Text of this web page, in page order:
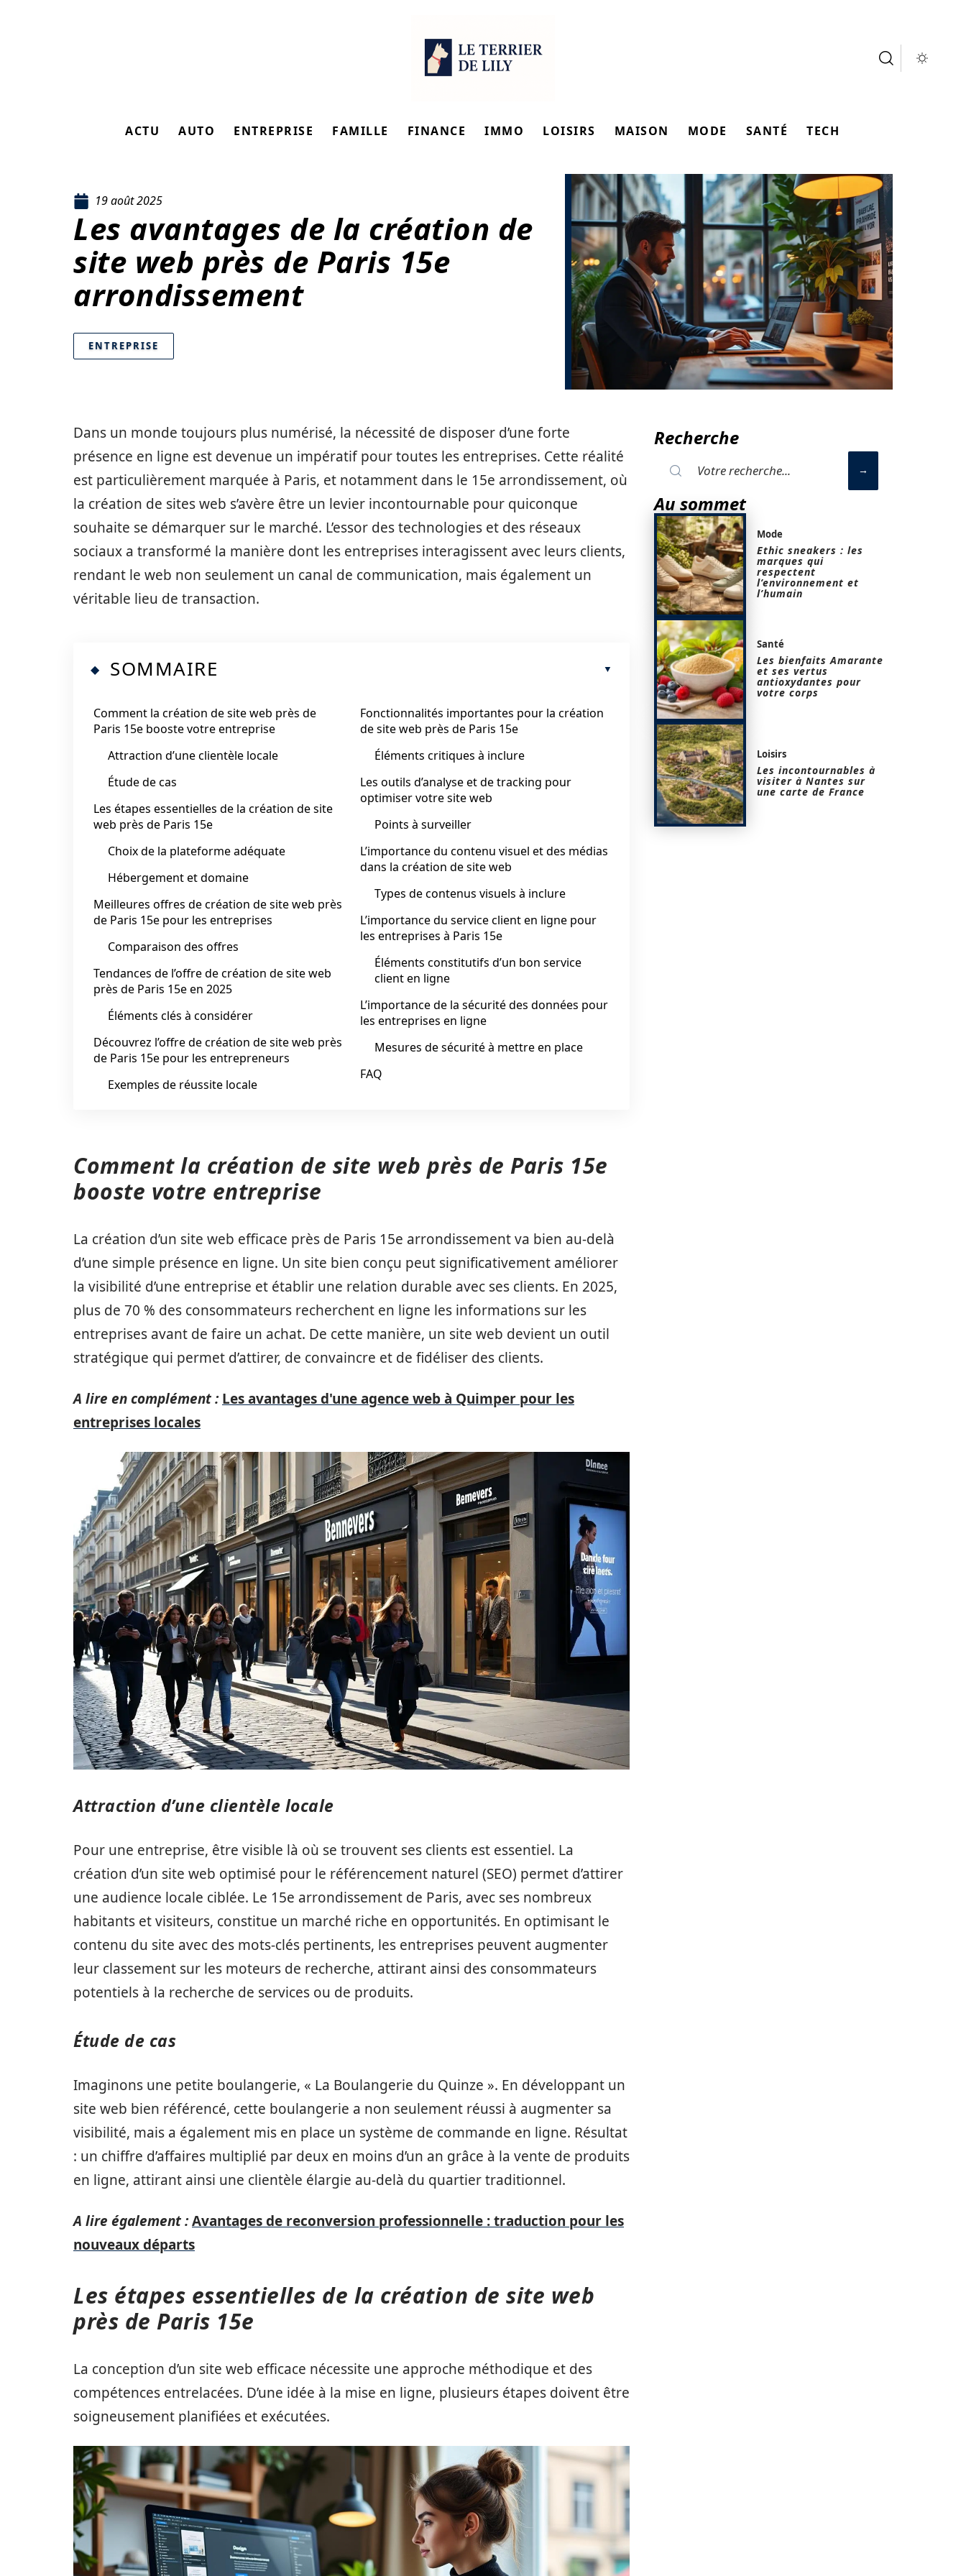
ACTU AUTO ENTREPRISE FAMILLE FINANCE IMMO LOISIRS MAISON MODE SANTÉ TECH
19 août 2025
Les avantages de la création de
site web près de Paris 15e
arrondissement
ENTREPRISE
Dans un monde toujours plus numérisé, la nécessité de disposer d’une forte
présence en ligne est devenue un impératif pour toutes les entreprises. Cette réalité
est particulièrement marquée à Paris, et notamment dans le 15e arrondissement, où
la création de sites web s’avère être un levier incontournable pour quiconque
souhaite se démarquer sur le marché. L’essor des technologies et des réseaux
sociaux a transformé la manière dont les entreprises interagissent avec leurs clients,
rendant le web non seulement un canal de communication, mais également un
véritable lieu de transaction.
SOMMAIRE
Comment la création de site web près de
Paris 15e booste votre entreprise
Attraction d’une clientèle locale
Étude de cas
Les étapes essentielles de la création de site
web près de Paris 15e
Choix de la plateforme adéquate
Hébergement et domaine
Meilleures offres de création de site web près
de Paris 15e pour les entreprises
Comparaison des offres
Tendances de l’offre de création de site web
près de Paris 15e en 2025
Éléments clés à considérer
Découvrez l’offre de création de site web près
de Paris 15e pour les entrepreneurs
Exemples de réussite locale
Fonctionnalités importantes pour la création
de site web près de Paris 15e
Éléments critiques à inclure
Les outils d’analyse et de tracking pour
optimiser votre site web
Points à surveiller
L’importance du contenu visuel et des médias
dans la création de site web
Types de contenus visuels à inclure
L’importance du service client en ligne pour
les entreprises à Paris 15e
Éléments constitutifs d’un bon service
client en ligne
L’importance de la sécurité des données pour
les entreprises en ligne
Mesures de sécurité à mettre en place
FAQ
Comment la création de site web près de Paris 15e
booste votre entreprise
La création d’un site web efficace près de Paris 15e arrondissement va bien au-delà
d’une simple présence en ligne. Un site bien conçu peut significativement améliorer
la visibilité d’une entreprise et établir une relation durable avec ses clients. En 2025,
plus de 70 % des consommateurs recherchent en ligne les informations sur les
entreprises avant de faire un achat. De cette manière, un site web devient un outil
stratégique qui permet d’attirer, de convaincre et de fidéliser des clients.
A lire en complément : Les avantages d'une agence web à Quimper pour les
entreprises locales
Attraction d’une clientèle locale
Pour une entreprise, être visible là où se trouvent ses clients est essentiel. La
création d’un site web optimisé pour le référencement naturel (SEO) permet d’attirer
une audience locale ciblée. Le 15e arrondissement de Paris, avec ses nombreux
habitants et visiteurs, constitue un marché riche en opportunités. En optimisant le
contenu du site avec des mots-clés pertinents, les entreprises peuvent augmenter
leur classement sur les moteurs de recherche, attirant ainsi des consommateurs
potentiels à la recherche de services ou de produits.
Étude de cas
Imaginons une petite boulangerie, « La Boulangerie du Quinze ». En développant un
site web bien référencé, cette boulangerie a non seulement réussi à augmenter sa
visibilité, mais a également mis en place un système de commande en ligne. Résultat
: un chiffre d’affaires multiplié par deux en moins d’un an grâce à la vente de produits
en ligne, attirant ainsi une clientèle élargie au-delà du quartier traditionnel.
A lire également :Avantages de reconversion professionnelle : traduction pour les
nouveaux départs
Les étapes essentielles de la création de site web
près de Paris 15e
La conception d’un site web efficace nécessite une approche méthodique et des
compétences entrelacées. D’une idée à la mise en ligne, plusieurs étapes doivent être
soigneusement planifiées et exécutées.
Recherche
Au sommet
Mode
Ethic sneakers : les
marques qui
respectent
l’environnement et
l’humain
Santé
Les bienfaits Amarante
et ses vertus
antioxydantes pour
votre corps
Loisirs
Les incontournables à
visiter à Nantes sur
une carte de France